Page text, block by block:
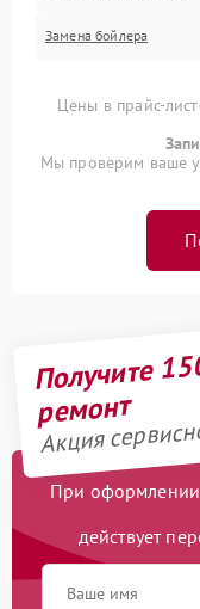
Замена бойлера
Цены в прайс-
Мы проверим ваше
Получите
ремонт
Акция
При оформлении
действует